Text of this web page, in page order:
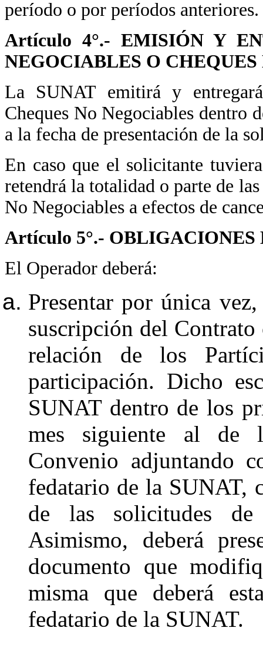
período o por períodos anteriores.
Artículo 4°.- EMISIÓN Y
NEGOCIABLES O
La SUNAT emitirá y
Cheques No Negociables dentro
a la fecha de presentación de la
En caso que el solicitante
retendrá la totalidad o parte de
No Negociables a efectos de
Artículo 5°.- OBLIGACIONES
El Operador deberá:
Presentar por única
suscripción del Contrato
relación de los
participación. Dicho
SUNAT dentro de los
mes siguiente al de
Convenio adjuntando
fedatario de la SUNAT,
de las solicitudes de
Asimismo, deberá
documento que
misma que deberá
fedatario de la SUNAT.